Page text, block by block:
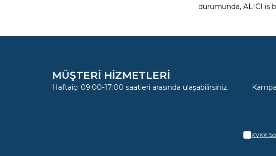
durumunda, ALICI is
MÜŞTERİ HİZMETLERİ
Haftaiçi 09:00-17:00 saatleri arasında ulaşabilirsiniz.
KVKK